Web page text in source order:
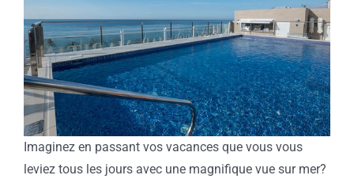
Imaginez en passant vos vacances que vous vous
leviez tous les jours avec une magnifique vue sur mer?